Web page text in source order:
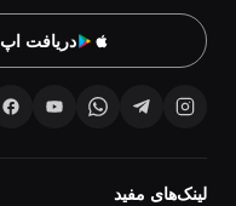
دریافت اپ
لینک‌های مفید